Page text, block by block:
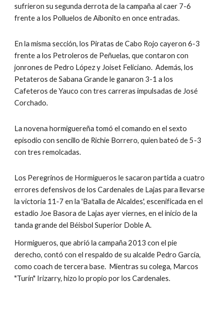
sufrieron su segunda derrota de la campaña al caer 7-6
frente a los Polluelos de Aibonito en once entradas.
En la misma sección, los Piratas de Cabo Rojo cayeron 6-3
frente a los Petroleros de Peñuelas, que contaron con
jonrones de Pedro López y Joiset Feliciano.  Además, los
Petateros de Sabana Grande le ganaron 3-1 a los
Cafeteros de Yauco con tres carreras impulsadas de José
Corchado.
La novena hormiguereña tomó el comando en el sexto
episodio con sencillo de Richie Borrero, quien bateó de 5-3
con tres remolcadas.
Los Peregrinos de Hormigueros le sacaron partida a cuatro
errores defensivos de los Cardenales de Lajas para llevarse
la victoria 11-7 en la 'Batalla de Alcaldes', escenificada en el
estadio Joe Basora de Lajas ayer viernes, en el inicio de la
tanda grande del Béisbol Superior Doble A.
Hormigueros, que abrió la campaña 2013 con el pie
derecho, contó con el respaldo de su alcalde Pedro García,
como coach de tercera base.  Mientras su colega, Marcos
"Turín" Irizarry, hizo lo propio por los Cardenales.